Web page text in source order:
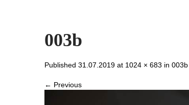
003b
Published 31.07.2019 at 1024 × 683 in 003b
← Previous